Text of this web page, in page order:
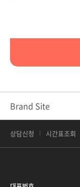
Brand Site
상담신청 시간표조회